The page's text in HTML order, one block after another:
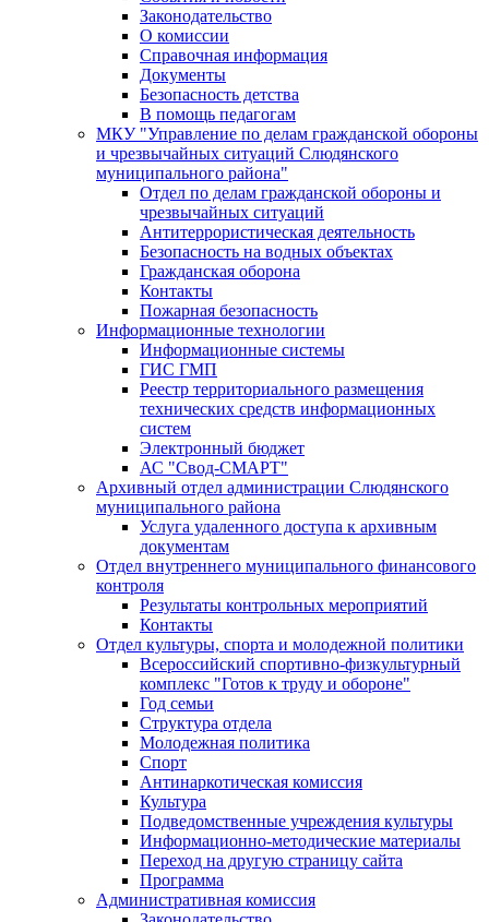
Законодательство
О комиссии
Справочная информация
Документы
Безопасность детства
В помощь педагогам
МКУ "Управление по делам гражданской обороны
и чрезвычайных ситуаций Слюдянского
муниципального района"
Отдел по делам гражданской обороны и
чрезвычайных ситуаций
Антитеррористическая деятельность
Безопасность на водных объектах
Гражданская оборона
Контакты
Пожарная безопасность
Информационные технологии
Информационные системы
ГИС ГМП
Реестр территориального размещения
технических средств информационных
систем
Электронный бюджет
АС "Свод-СМАРТ"
Архивный отдел администрации Слюдянского
муниципального района
Услуга удаленного доступа к архивным
документам
Отдел внутреннего муниципального финансового
контроля
Результаты контрольных мероприятий
Контакты
Отдел культуры, спорта и молодежной политики
Всероссийский спортивно-физкультурный
комплекс "Готов к труду и обороне"
Год семьи
Структура отдела
Молодежная политика
Спорт
Антинаркотическая комиссия
Культура
Подведомственные учреждения культуры
Информационно-методические материалы
Переход на другую страницу сайта
Программа
Административная комиссия